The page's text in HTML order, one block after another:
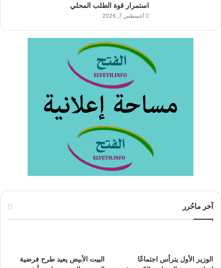
استمرار قوة الطلب المحلي
أغسطس 7, 2026
آخر ماحُرر
الوزير الأول يترأس اجتماعًا
البيت الأبيض يعيد طرح فرضية